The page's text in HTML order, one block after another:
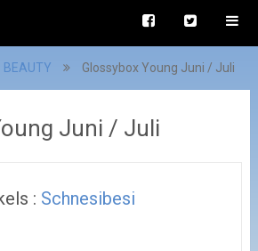
BEAUTY Glossybox Young Juni / Juli
Juni / Juli
: Schnesibesi